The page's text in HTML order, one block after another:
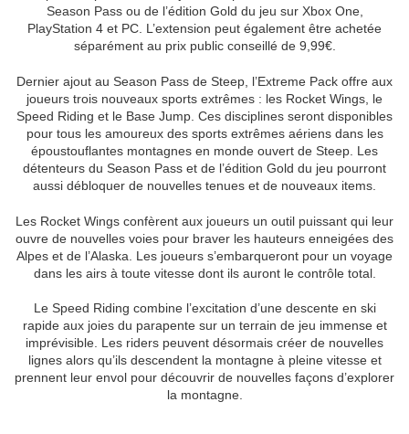
Season Pass ou de l’édition Gold du jeu sur Xbox One,
PlayStation 4 et PC. L’extension peut également être achetée
séparément au prix public conseillé de 9,99€.
Dernier ajout au Season Pass de Steep, l’Extreme Pack offre aux
joueurs trois nouveaux sports extrêmes : les Rocket Wings, le
Speed Riding et le Base Jump. Ces disciplines seront disponibles
pour tous les amoureux des sports extrêmes aériens dans les
époustouflantes montagnes en monde ouvert de Steep. Les
détenteurs du Season Pass et de l’édition Gold du jeu pourront
aussi débloquer de nouvelles tenues et de nouveaux items.
Les Rocket Wings confèrent aux joueurs un outil puissant qui leur
ouvre de nouvelles voies pour braver les hauteurs enneigées des
Alpes et de l’Alaska. Les joueurs s’embarqueront pour un voyage
dans les airs à toute vitesse dont ils auront le contrôle total.
Le Speed Riding combine l’excitation d’une descente en ski
rapide aux joies du parapente sur un terrain de jeu immense et
imprévisible. Les riders peuvent désormais créer de nouvelles
lignes alors qu’ils descendent la montagne à pleine vitesse et
prennent leur envol pour découvrir de nouvelles façons d’explorer
la montagne.